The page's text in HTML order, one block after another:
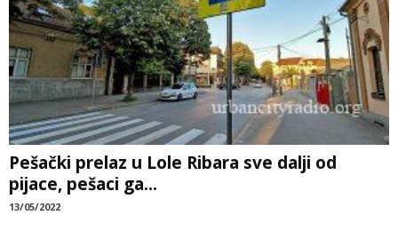
Pešački prelaz u Lole Ribara sve dalji od
pijace, pešaci ga...
13/05/2022